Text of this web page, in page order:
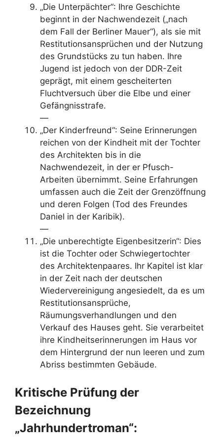
„Die Unterpächter“: Ihre Geschichte
beginnt in der Nachwendezeit („nach
dem Fall der Berliner Mauer“), als sie mit
Restitutionsansprüchen und der Nutzung
des Grundstücks zu tun haben. Ihre
Jugend ist jedoch von der DDR-Zeit
geprägt, mit einem gescheiterten
Fluchtversuch über die Elbe und einer
Gefängnisstrafe.
—
„Der Kinderfreund“: Seine Erinnerungen
reichen von der Kindheit mit der Tochter
des Architekten bis in die
Nachwendezeit, in der er Pfusch-
Arbeiten übernimmt. Seine Erfahrungen
umfassen auch die Zeit der Grenzöffnung
und deren Folgen (Tod des Freundes
Daniel in der Karibik).
—
„Die unberechtigte Eigenbesitzerin“: Dies
ist die Tochter oder Schwiegertochter
des Architektenpaares. Ihr Kapitel ist klar
in der Zeit nach der deutschen
Wiedervereinigung angesiedelt, da es um
Restitutionsansprüche,
Räumungsverhandlungen und den
Verkauf des Hauses geht. Sie verarbeitet
ihre Kindheitserinnerungen im Haus vor
dem Hintergrund der nun leeren und zum
Abriss bestimmten Gebäude.
Kritische Prüfung der
Bezeichnung
„Jahrhundertroman“: